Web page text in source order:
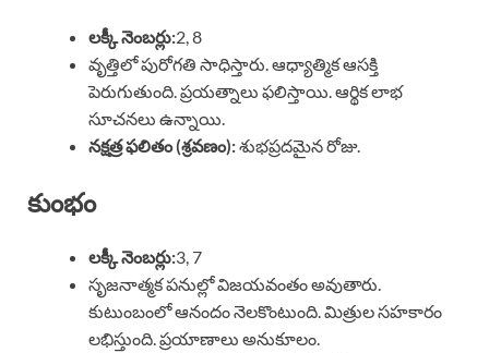
లక్కీ నెంబర్లు:2, 8
వృత్తిలో పురోగతి సాధిస్తారు. ఆధ్యాత్మిక ఆసక్తి
పెరుగుతుంది. ప్రయత్నాలు ఫలిస్తాయి. ఆర్థిక లాభ
సూచనలు ఉన్నాయి.
నక్షత్ర ఫలితం (శ్రవణం):శుభప్రదమైన రోజు.
కుంభం
లక్కీ నెంబర్లు:3, 7
సృజనాత్మక పనుల్లో విజయవంతం అవుతారు.
కుటుంబంలో ఆనందం నెలకొంటుంది. మిత్రుల సహకారం
లభిస్తుంది. ప్రయాణాలు అనుకూలం.